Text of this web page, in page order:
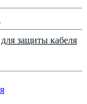
защиты кабеля